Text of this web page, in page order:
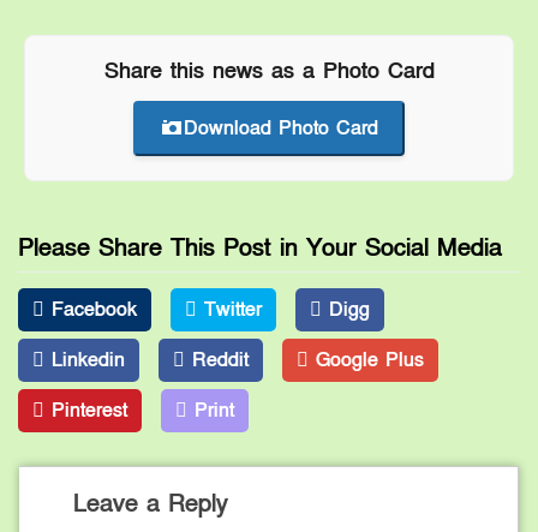
Share this news as a Photo Card
Download Photo Card
Please Share This Post in Your Social Media
Facebook Twitter
Digg
Linkedin
Reddit
Google Plus
Pinterest
Print
Leave a Reply